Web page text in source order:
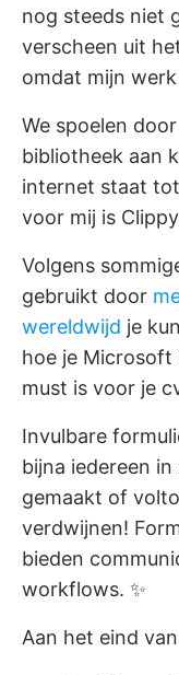
nog steeds niet
verscheen uit
omdat mijn werk
We spoelen
bibliotheek aan
internet staat
voor mij is
Volgens
gebruikt door
wereldwijd je
hoe je Microsoft
must is voor je
Invulbare
bijna iedereen
gemaakt of
verdwijnen!
bieden
workflows. ✨
Aan het eind